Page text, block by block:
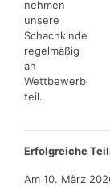
nehmen
unsere
Schachkinder
regelmäßig
an
Wettbewerben
teil.
Erfolgreiche
Am 10. März